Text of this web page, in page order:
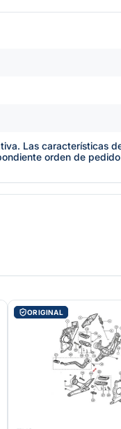
Las características
orden de
ORIGINAL